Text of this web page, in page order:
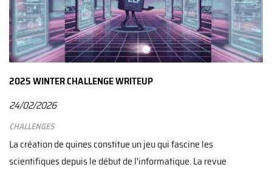
2025 WINTER CHALLENGE WRITEUP
24/02/2026
Challenges
La création de quines constitue un jeu qui fascine les
scientifiques depuis le début de l'informatique. La revue